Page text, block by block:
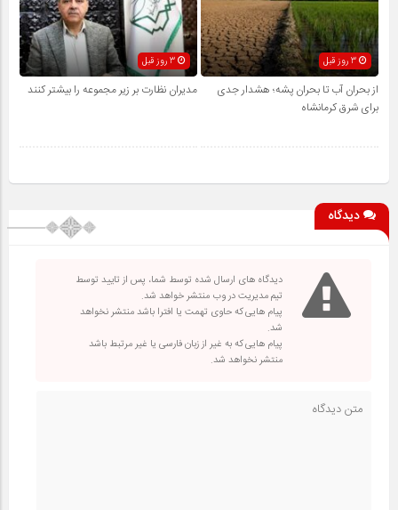
3 روز قبل
از بحران آب تا بحران پشه؛ هشدار جدی
برای شرق کرمانشاه
مدیران نظارت بر زیر مجموعه را بیشتر کنند
دیدگاه
دیدگاه های ارسال شده توسط شما، پس از تایید توسط
تیم مدیریت در وب منتشر خواهد شد.
پیام هایی که حاوی تهمت یا افترا باشد منتشر نخواهد
شد.
پیام هایی که به غیر از زبان فارسی یا غیر مرتبط باشد
منتشر نخواهد شد.